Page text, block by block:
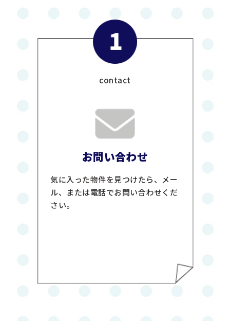
contact
お問い合わせ
気に入った物件を見つけたら、メー
ル、または電話でお問い合わせくだ
さい。